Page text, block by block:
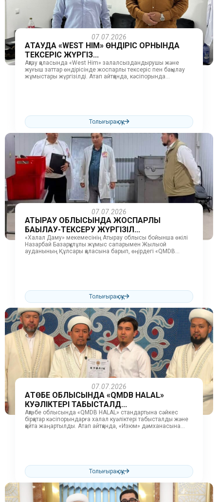
07.07.2026
АҚТАУДА «WEST HIM» ӨНДІРІС ОРНЫНДА
ТЕКСЕРІС ЖҮРГІЗ...
Ақтау қаласында «West Him» залалсыздандырушы және
жуғыш заттар өндірісінде жоспарлы тексеріс пен бақылау
жұмыстары жүргізілді. Атап айтқанда, кәсіпорында
Толығырақ оқу
07.07.2026
АТЫРАУ ОБЛЫСЫНДА ЖОСПАРЛЫ
БАҚЫЛАУ-ТЕКСЕРУ ЖҮРГІЗІЛ...
«Халал Даму» мекемесінің Атырау облысы бойынша өкілі
Назарбай Базарқұлұлы жұмыс сапарымен Жылыой
ауданының Құлсары қаласына барып, өңірдегі «QMDB
Толығырақ оқу
07.07.2026
АҚТӨБЕ ОБЛЫСЫНДА «QMDB HALAL»
КУӘЛІКТЕРІ ТАБЫСТАЛД...
Ақтөбе облысында «QMDB HALAL» стандартына сәйкес
бірқатар кәсіпорындарға халал куәліктері табысталды және
қайта жаңартылды. Атап айтқанда, «Изюм» дәмханасына
Толығырақ оқу